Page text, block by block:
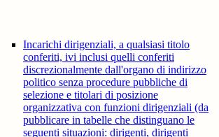
Incarichi dirigenziali, a qualsiasi titolo
conferiti, ivi inclusi quelli conferiti
discrezionalmente dall'organo di indirizzo
politico senza procedure pubbliche di
selezione e titolari di posizione
organizzativa con funzioni dirigenziali (da
pubblicare in tabelle che distinguano le
seguenti situazioni: dirigenti, dirigenti